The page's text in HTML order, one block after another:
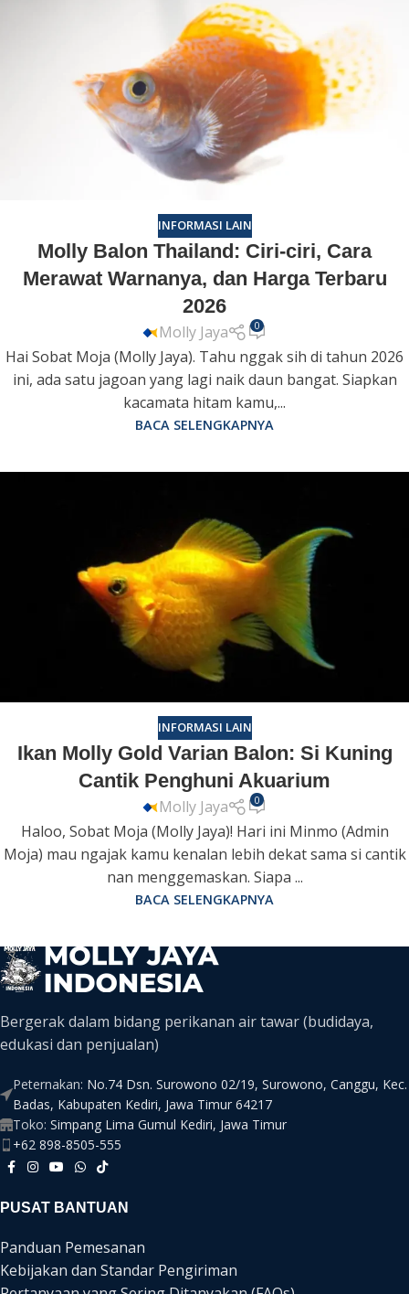
INFORMASI LAIN
Molly Balon Thailand: Ciri-ciri, Cara
Merawat Warnanya, dan Harga Terbaru
2026
Molly Jaya 0
Hai Sobat Moja (Molly Jaya). Tahu nggak sih di tahun 2026
ini, ada satu jagoan yang lagi naik daun bangat. Siapkan
kacamata hitam kamu,...
BACA SELENGKAPNYA
INFORMASI LAIN
Ikan Molly Gold Varian Balon: Si Kuning
Cantik Penghuni Akuarium
Molly Jaya 0
Haloo, Sobat Moja (Molly Jaya)! Hari ini Minmo (Admin
Moja) mau ngajak kamu kenalan lebih dekat sama si cantik
nan menggemaskan. Siapa ...
BACA SELENGKAPNYA
Bergerak dalam bidang perikanan air tawar (budidaya,
edukasi dan penjualan)
Peternakan: No.74 Dsn. Surowono 02/19, Surowono, Canggu, Kec.
Badas, Kabupaten Kediri, Jawa Timur 64217
Toko: Simpang Lima Gumul Kediri, Jawa Timur
+62 898-8505-555
PUSAT BANTUAN
Panduan Pemesanan
Kebijakan dan Standar Pengiriman